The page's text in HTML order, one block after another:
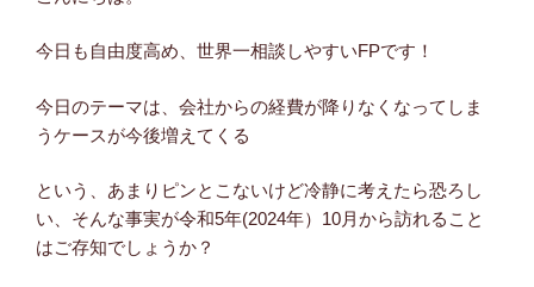
今日も自由度高め、世界一相談しやすいFPです！
今日のテーマは、会社からの経費が降りなくなってしま
うケースが今後増えてくる
という、あまりピンとこないけど冷静に考えたら恐ろし
い、そんな事実が令和5年(2024年）10月から訪れること
はご存知でしょうか？